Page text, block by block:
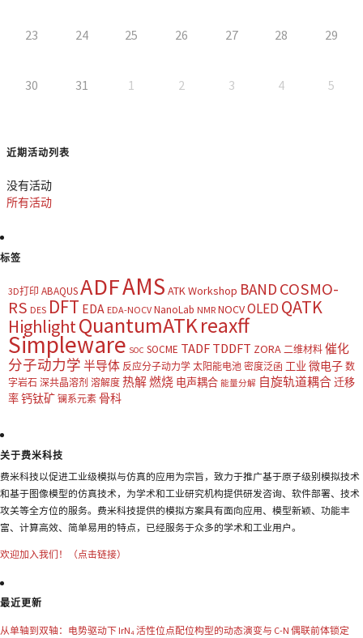
23 24 25 26 27 28 29
30 31 1 2 3 4 5
近期活动列表
没有活动
所有活动
标签
3D打印 ABAQUSADFAMS ATK Workshop BAND COSMO-
RS DES DFT EDA EDA-NOCV NanoLab NMR NOCVOLED QATK
HighlightQuantumATKreaxff
Simpleware SOC SOCME TADF TDDFT ZORA 二维材料 催化
分子动力学 半导体 反应分子动力学 太阳能电池 密度泛函 工业 微电子 数
字岩石 深共晶溶剂 溶解度 热解燃烧 电声耦合 能量分解 自旋轨道耦合迁移
率钙钛矿 镧系元素 骨科
关于费米科技
费米科技以促进工业级模拟与仿真的应用为宗旨，致力于推广基于原子级别模拟技术
和基于图像模型的仿真技术，为学术和工业研究机构提供研发咨询、软件部署、技术
攻关等全方位的服务。费米科技提供的模拟方案具有面向应用、模型新颖、功能丰
富、计算高效、简单易用的特点，已经服务于众多的学术和工业用户。
欢迎加入我们！（点击链接）
最近更新
从单轴到双轴：电势驱动下 IrN₄ 活性位点配位构型的动态演变与 C-N 偶联前体锁定